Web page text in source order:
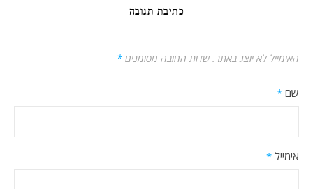
כתיבת תגובה
האימייל לא יוצג באתר. שדות החובה מסומנים *
שם *
אימייל *